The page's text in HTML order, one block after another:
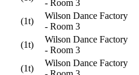
- Room 3
(1t)
Wilson Dance Factory
- Room 3
(1t)
Wilson Dance Factory
- Room 3
(1t)
Wilson Dance Factory